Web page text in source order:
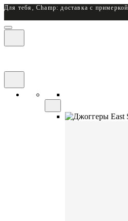
Для тебя, Champ: доставка с примеркой